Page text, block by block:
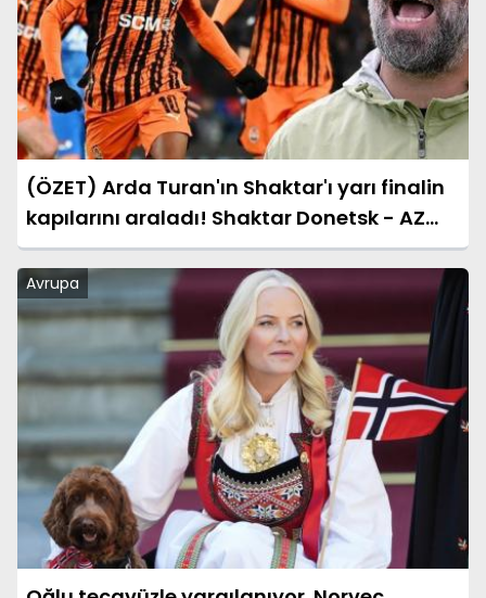
(ÖZET) Arda Turan'ın Shaktar'ı yarı finalin
kapılarını araladı! Shaktar Donetsk - AZ
Alkmaar maçı sonucu: 3-0 (UEFA
Konferans Ligi)
Avrupa